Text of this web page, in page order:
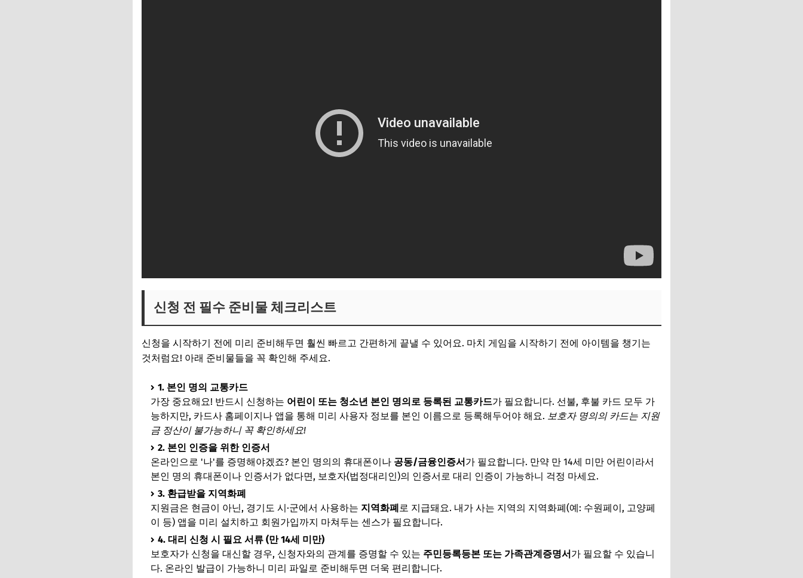
신청 전 필수 준비물 체크리스트
신청을 시작하기 전에 미리 준비해두면 훨씬 빠르고 간편하게 끝낼 수 있어요. 마치 게임을 시작하기 전에 아이템을 챙기는
것처럼요! 아래 준비물들을 꼭 확인해 주세요.
1. 본인 명의 교통카드
가장 중요해요! 반드시 신청하는 어린이 또는 청소년 본인 명의로 등록된 교통카드가 필요합니다. 선불, 후불 카드 모두 가
능하지만, 카드사 홈페이지나 앱을 통해 미리 사용자 정보를 본인 이름으로 등록해두어야 해요. 보호자 명의의 카드는 지원
금 정산이 불가능하니 꼭 확인하세요!
2. 본인 인증을 위한 인증서
온라인으로 '나'를 증명해야겠죠? 본인 명의의 휴대폰이나 공동/금융인증서 가 필요합니다. 만약 만 14세 미만 어린이라서
본인 명의 휴대폰이나 인증서가 없다면, 보호자(법정대리인)의 인증서로 대리 인증이 가능하니 걱정 마세요.
3. 환급받을 지역화폐
지원금은 현금이 아닌, 경기도 시·군에서 사용하는 지역화폐 로 지급돼요. 내가 사는 지역의 지역화폐(예: 수원페이, 고양페
이 등) 앱을 미리 설치하고 회원가입까지 마쳐두는 센스가 필요합니다.
4. 대리 신청 시 필요 서류 (만 14세 미만)
보호자가 신청을 대신할 경우, 신청자와의 관계를 증명할 수 있는 주민등록등본 또는 가족관계증명서 가 필요할 수 있습니
다. 온라인 발급이 가능하니 미리 파일로 준비해두면 더욱 편리합니다.